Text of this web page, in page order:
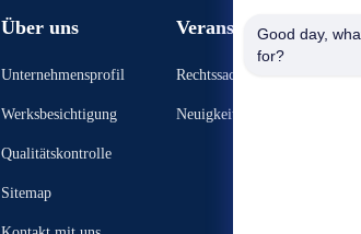
Über uns
Unternehmensprofil
Werksbesichtigung
Qualitätskontrolle
Sitemap
Veranstaltungen
Rechtssachen
Neuigkeiten
Good day,
for?